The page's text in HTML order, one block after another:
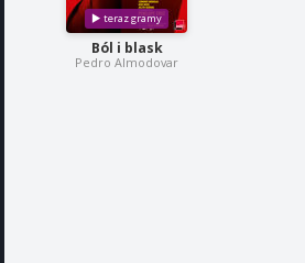
Ból i blask
Pedro Almodovar